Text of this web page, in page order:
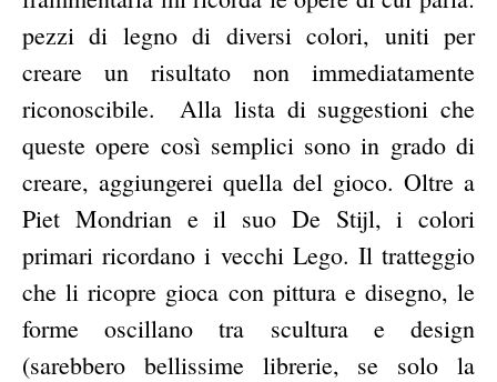
pezzi di legno di diversi colori, uniti per
creare un risultato non immediatamente
riconoscibile.Alla lista di suggestioni che
queste opere così semplici sono in grado di
creare, aggiungerei quella del gioco. Oltre a
Piet Mondrian e il suo De Stijl, i colori
primari ricordano i vecchi Lego. Il tratteggio
che li ricopre gioca con pittura e disegno, le
forme oscillano tra scultura e design
(sarebbero bellissime librerie, se solo la